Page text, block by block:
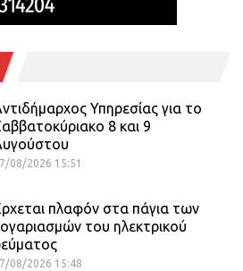
Υπηρεσίας για το
8 και 9
08/2026 15:51
πλαφόν στα πάγια των
του ηλεκτρικού
08/2026 15:48